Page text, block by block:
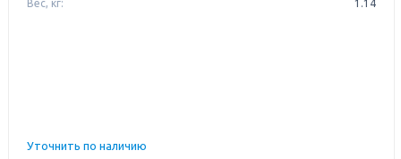
Вес, кг: 1.14
Уточнить по наличию